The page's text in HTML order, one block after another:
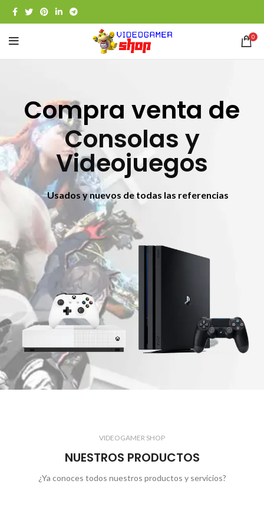
0
Compra venta de
Consolas y
Videojuegos
Usados y nuevos de todas las referencias
VIDEOGAMER SHOP
NUESTROS PRODUCTOS
¿Ya conoces todos nuestros productos y servicios?